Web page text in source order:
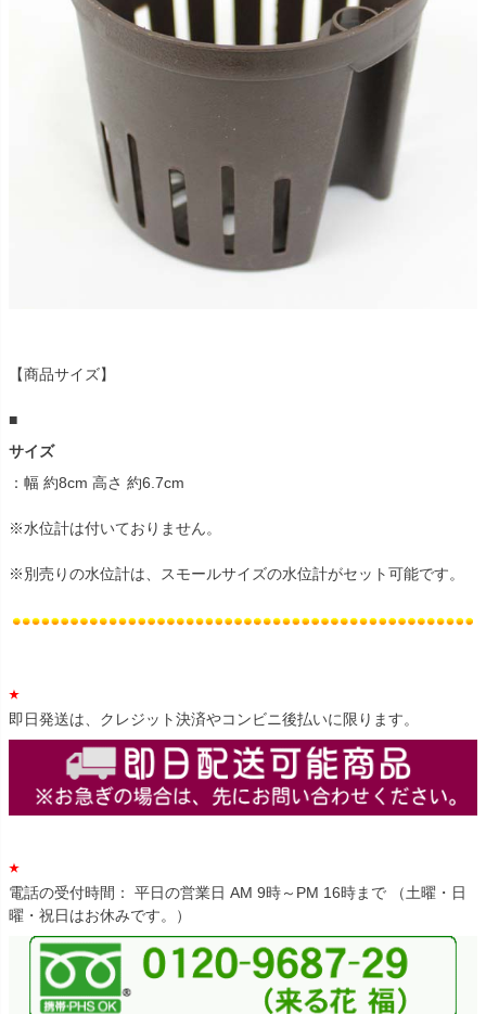
【商品サイズ】
■
サイズ
：幅 約8cm 高さ 約6.7cm
※水位計は付いておりません。
※別売りの水位計は、スモールサイズの水位計がセット可能です。
即日発送は、クレジット決済やコンビニ後払いに限ります。
電話の受付時間： 平日の営業日 AM 9時～PM 16時まで （土曜・日
曜・祝日はお休みです。）